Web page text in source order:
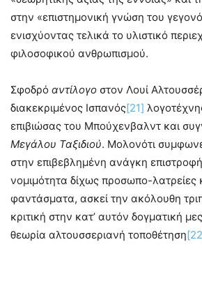
στην «επιστημονική γνώση του
ενισχύοντας τελικά το υλιστικό
φιλοσοφικού ανθρωπισμού.
Σφοδρό αντίλογο στον Λουί
διακεκριμένος Ισπανός[21]
επιβιώσας του Μπούχενβαλντ και
Μεγάλου Ταξιδιού. Μολονότι
στην επιβεβλημένη ανάγκη
νομιμότητα δίχως προσωπο-λατρείες
φαντάσματα, ασκεί την ακόλουθη
κριτική στην κατ’ αυτόν δογματική
θεωρία αλτουσσεριανή τοποθέτηση